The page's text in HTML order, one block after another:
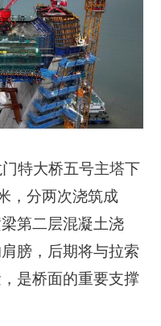
特大桥五号主塔下
，分两次浇筑成
第二层混凝土浇
膀，后期将与拉索
是桥面的重要支撑